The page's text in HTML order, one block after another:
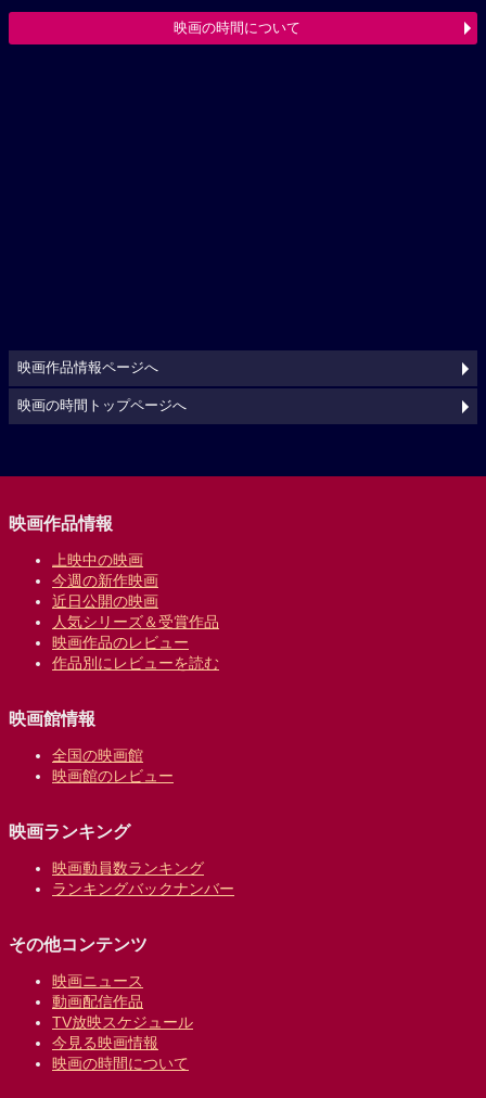
映画の時間について
映画作品情報ページへ
映画の時間トップページへ
映画作品情報
上映中の映画
今週の新作映画
近日公開の映画
人気シリーズ＆受賞作品
映画作品のレビュー
作品別にレビューを読む
映画館情報
全国の映画館
映画館のレビュー
映画ランキング
映画動員数ランキング
ランキングバックナンバー
その他コンテンツ
映画ニュース
動画配信作品
TV放映スケジュール
今見る映画情報
映画の時間について